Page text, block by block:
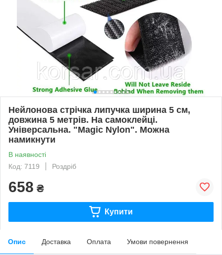
Нейлонова стрічка липучка ширина 5 см,
довжина 5 метрів. На самоклейці.
Універсальна. "Magic Nylon". Можна
намикнути
В наявності
Код: 7119
Роздріб
658 ₴
Купити
Опис Доставка Оплата Умови повернення